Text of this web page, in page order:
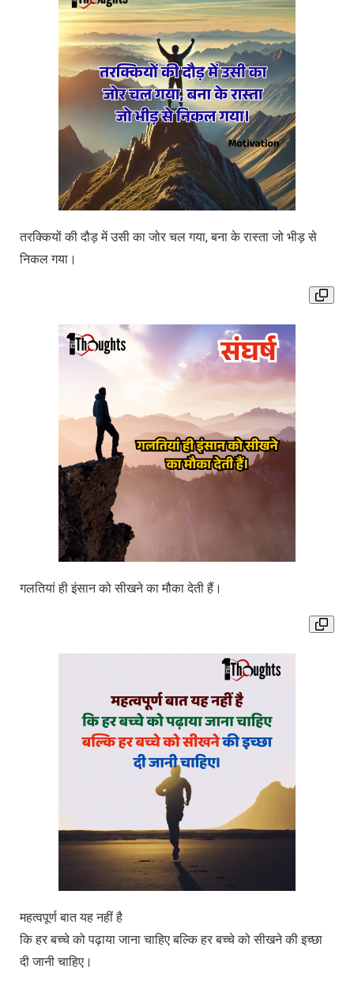
तरक्कियों की दौड़ में उसी का जोर चल गया, बना के रास्ता जो भीड़ से
निकल गया।
गलतियां ही इंसान को सीखने का मौका देती हैं।
महत्वपूर्ण बात यह नहीं है
कि हर बच्चे को पढ़ाया जाना चाहिए बल्कि हर बच्चे को सीखने की इच्छा
दी जानी चाहिए।